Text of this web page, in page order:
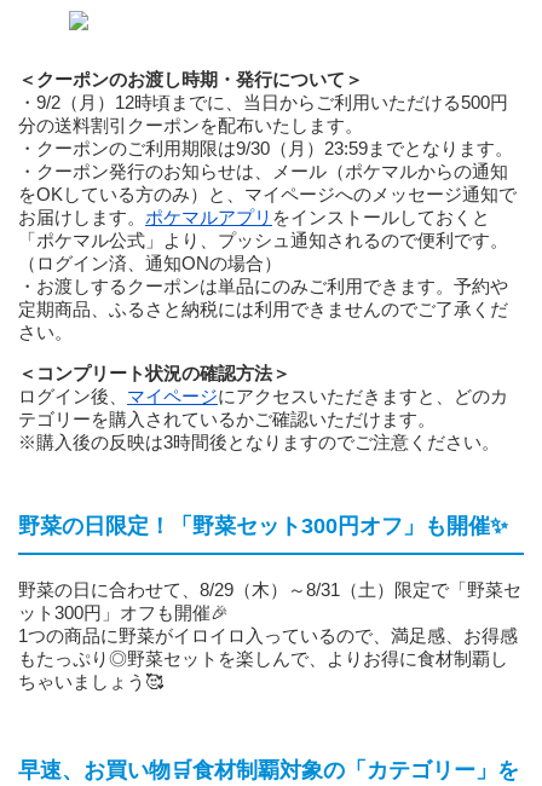
＜クーポンのお渡し時期・発行について＞
・9/2（月）12時頃までに、当日からご利用いただける500円
分の送料割引クーポンを配布いたします。
・クーポンのご利用期限は9/30（月）23:59までとなります。
・クーポン発行のお知らせは、メール（ポケマルからの通知
をOKしている方のみ）と、マイページへのメッセージ通知で
お届けします。 ポケマルアプリ をインストールしておくと
「ポケマル公式」より、プッシュ通知されるので便利です。
（ログイン済、通知ONの場合）
・お渡しするクーポンは単品にのみご利用できます。予約や
定期商品、ふるさと納税には利用できませんのでご了承くだ
さい。
＜コンプリート状況の確認方法＞
ログイン後、 マイページにアクセスいただきますと、どのカ
テゴリーを購入されているかご確認いただけます。
※購入後の反映は3時間後となりますのでご注意ください。
野菜の日限定！「野菜セット300円オフ」も開催✨
野菜の日に合わせて、8/29（木）～8/31（土）限定で「野菜セ
ット300円」オフも開催🎉
1つの商品に野菜がイロイロ入っているので、満足感、お得感
もたっぷり◎野菜セットを楽しんで、よりお得に食材制覇し
ちゃいましょう🥰
早速、お買い物🛒食材制覇対象の「カテゴリー」を